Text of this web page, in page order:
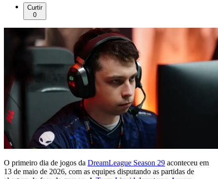
Curtir
0
O primeiro dia de jogos da DreamLeague Season 29 aconteceu em
13 de maio de 2026, com as equipes disputando as partidas de